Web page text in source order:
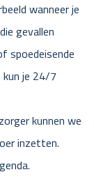
wanneer je
gevallen
spoedeisende
je 24/7
kunnen we
inzetten.